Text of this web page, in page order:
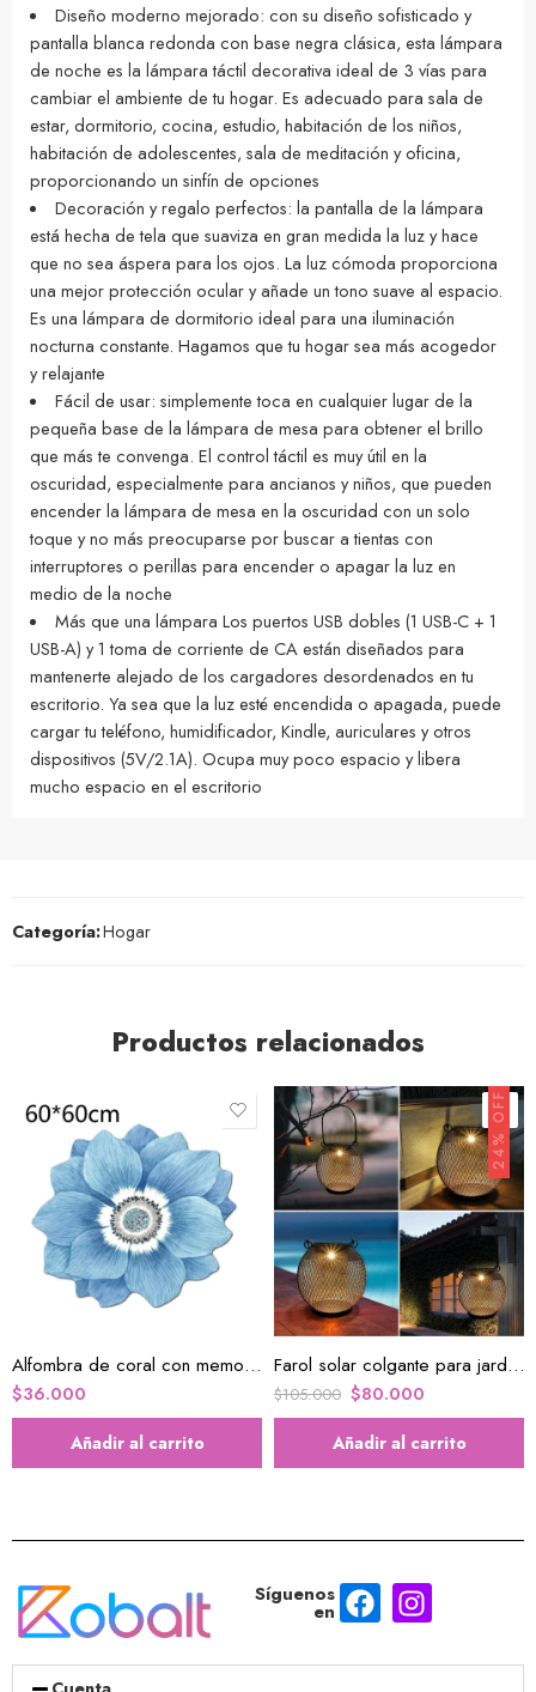
Diseño moderno mejorado: con su diseño sofisticado y
pantalla blanca redonda con base negra clásica, esta lámpara
de noche es la lámpara táctil decorativa ideal de 3 vías para
cambiar el ambiente de tu hogar. Es adecuado para sala de
estar, dormitorio, cocina, estudio, habitación de los niños,
habitación de adolescentes, sala de meditación y oficina,
proporcionando un sinfín de opciones
Decoración y regalo perfectos: la pantalla de la lámpara
está hecha de tela que suaviza en gran medida la luz y hace
que no sea áspera para los ojos. La luz cómoda proporciona
una mejor protección ocular y añade un tono suave al espacio.
Es una lámpara de dormitorio ideal para una iluminación
nocturna constante. Hagamos que tu hogar sea más acogedor
y relajante
Fácil de usar: simplemente toca en cualquier lugar de la
pequeña base de la lámpara de mesa para obtener el brillo
que más te convenga. El control táctil es muy útil en la
oscuridad, especialmente para ancianos y niños, que pueden
encender la lámpara de mesa en la oscuridad con un solo
toque y no más preocuparse por buscar a tientas con
interruptores o perillas para encender o apagar la luz en
medio de la noche
Más que una lámpara Los puertos USB dobles (1 USB-C + 1
USB-A) y 1 toma de corriente de CA están diseñados para
mantenerte alejado de los cargadores desordenados en tu
escritorio. Ya sea que la luz esté encendida o apagada, puede
cargar tu teléfono, humidificador, Kindle, auriculares y otros
dispositivos (5V/2.1A). Ocupa muy poco espacio y libera
mucho espacio en el escritorio
Categoría:Hogar
Productos relacionados
Alfombra de coral con memoria de algodón
$36.000
Añadir al carrito
24% OFF
Farol solar colgante para jardín X 2 U
$105.000 $80.000
Añadir al carrito
Síguenos
en